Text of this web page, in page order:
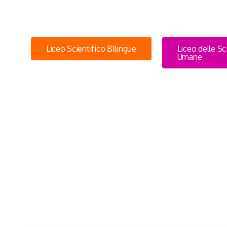
Liceo Scientifico BIlingue
Liceo delle
Umane